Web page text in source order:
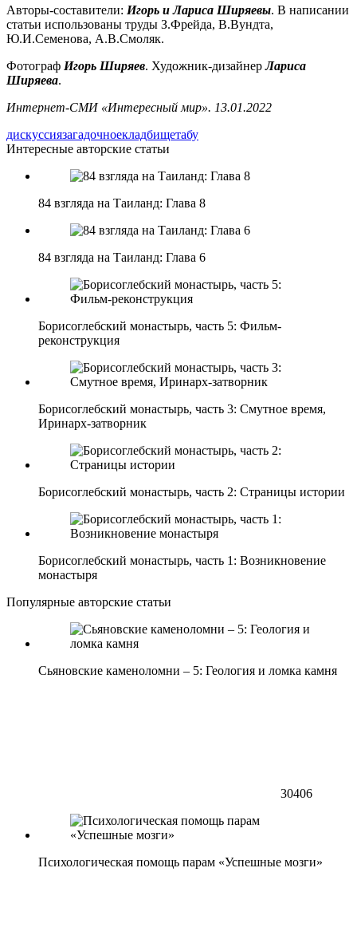
Авторы-составители: Игорь и Лариса Ширяевы. В написании
статьи использованы труды З.Фрейда, В.Вундта,
Ю.И.Семенова, А.В.Смоляк.
Фотограф Игорь Ширяев. Художник-дизайнерЛариса
Ширяева.
Интернет-СМИ «Интересный мир». 13.01.2022
дискуссиязагадочноекладбищетабу
Интересные авторские статьи
84 взгляда на Таиланд: Глава 8
84 взгляда на Таиланд: Глава 6
Борисоглебский монастырь, часть 5: Фильм-
реконструкция
Борисоглебский монастырь, часть 3: Смутное время,
Иринарх-затворник
Борисоглебский монастырь, часть 2: Страницы истории
Борисоглебский монастырь, часть 1: Возникновение
монастыря
Популярные авторские статьи
Сьяновские каменоломни – 5: Геология и ломка камня
30406
Психологическая помощь парам «Успешные мозги»